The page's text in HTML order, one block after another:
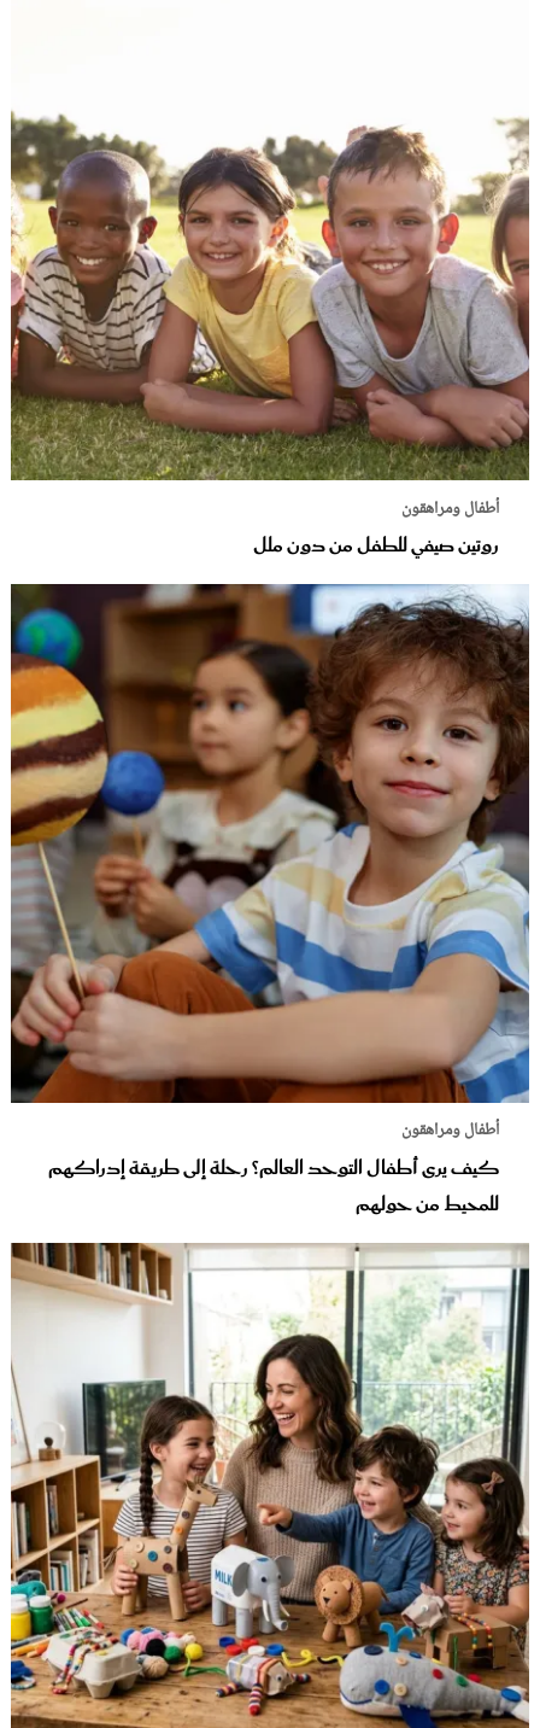
أطفال ومراهقون
روتين صيفي للطفل من دون ملل
أطفال ومراهقون
كيف يرى أطفال التوحد العالم؟ رحلة إلى طريقة إدراكهم
للمحيط من حولهم